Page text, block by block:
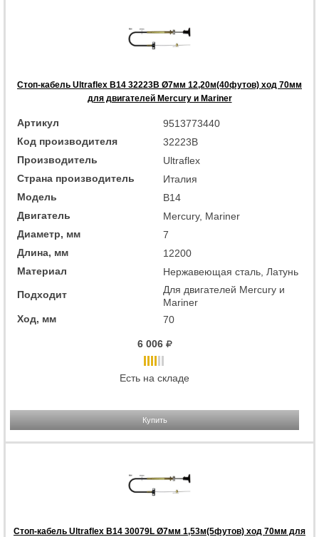
Стоп-кабель Ultraflex B14 32223B Ø7мм 12,20м(40футов) ход 70мм
для двигателей Mercury и Mariner
Артикул
9513773440
Код производителя
32223B
Производитель
Ultraflex
Страна производитель
Италия
Модель
B14
Двигатель
Mercury, Mariner
Диаметр, мм
7
Длина, мм
12200
Материал
Нержавеющая сталь, Латунь
Подходит
Для двигателей Mercury и
Mariner
Ход, мм
70
6 006
Есть на складе
Купить
Стоп-кабель Ultraflex B14 30079L Ø7мм 1,53м(5футов) ход 70мм для